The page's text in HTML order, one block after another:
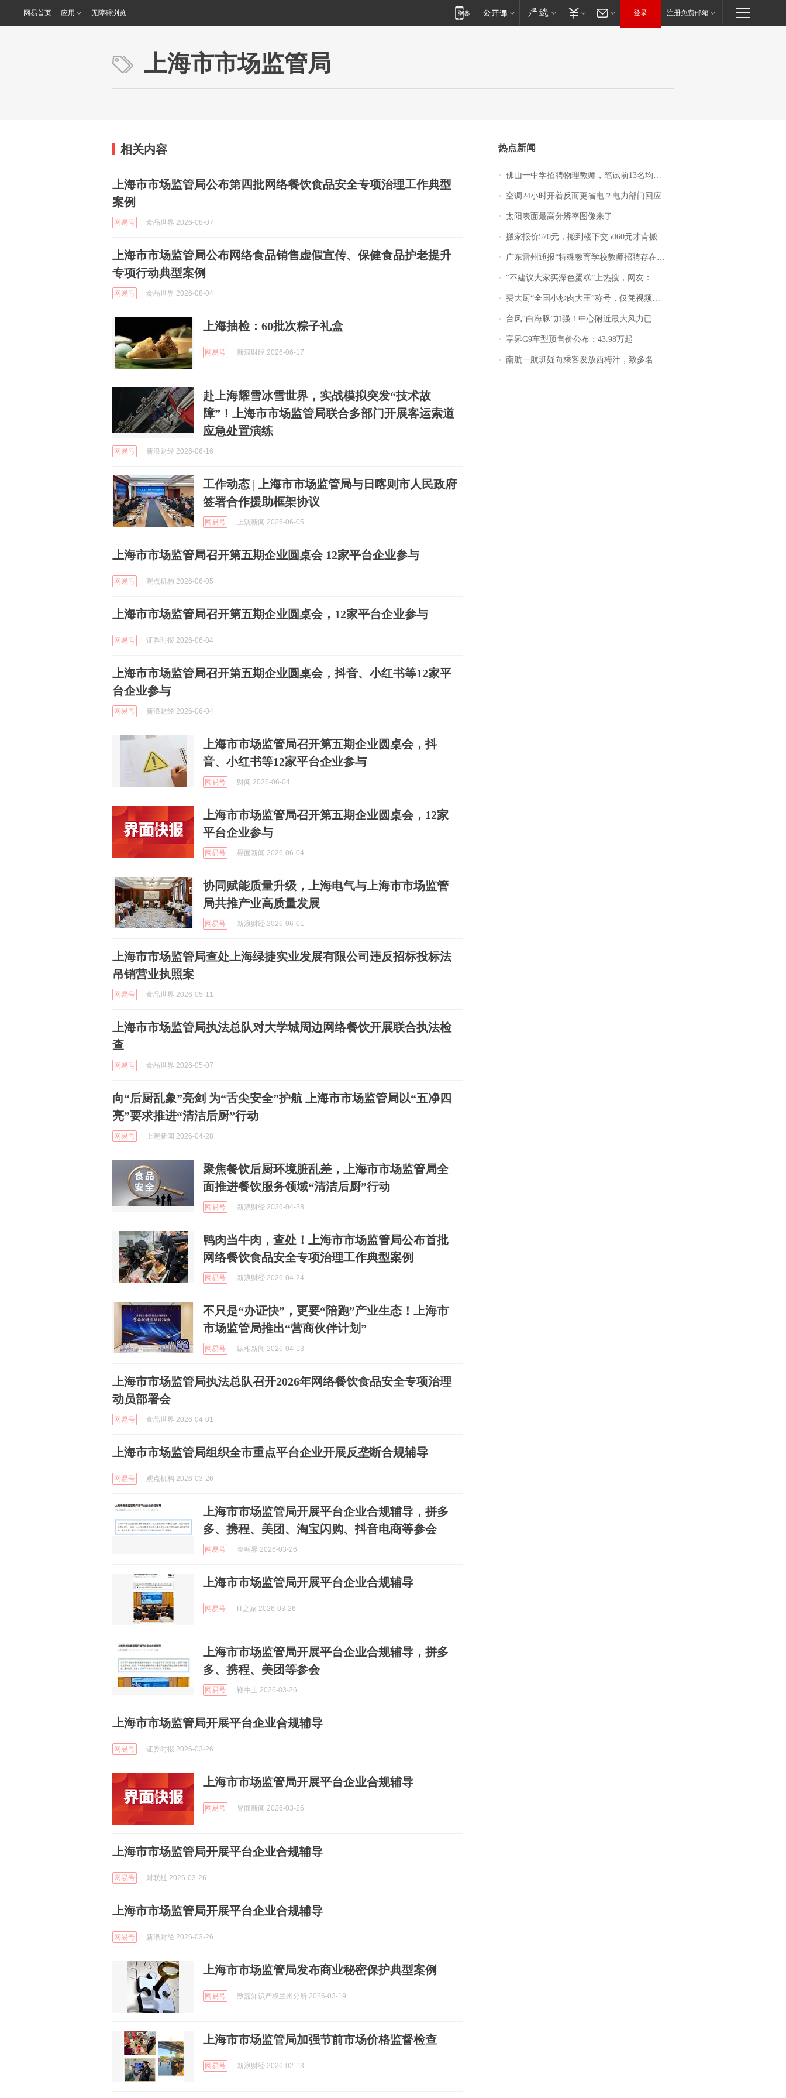
网易首页 应用 无障碍浏览 登录 注册免费邮箱
上海市市场监管局
相关内容
上海市市场监管局公布第四批网络餐饮食品安全专项治理工作典型
案例
网易号 食品世界 2026-08-07
上海市市场监管局公布网络食品销售虚假宣传、保健食品护老提升
专项行动典型案例
网易号 食品世界 2026-08-04
上海抽检：60批次粽子礼盒
网易号 新浪财经 2026-06-17
赴上海耀雪冰雪世界，实战模拟突发“技术故
障”！上海市市场监管局联合多部门开展客运索道
应急处置演练
网易号 新浪财经 2026-06-16
工作动态 | 上海市市场监管局与日喀则市人民政府
签署合作援助框架协议
网易号 上观新闻 2026-06-05
上海市市场监管局召开第五期企业圆桌会 12家平台企业参与
网易号 观点机构 2026-06-05
上海市市场监管局召开第五期企业圆桌会，12家平台企业参与
网易号 证券时报 2026-06-04
上海市市场监管局召开第五期企业圆桌会，抖音、小红书等12家平
台企业参与
网易号 新浪财经 2026-06-04
上海市市场监管局召开第五期企业圆桌会，抖
音、小红书等12家平台企业参与
网易号 财闻 2026-06-04
上海市市场监管局召开第五期企业圆桌会，12家
平台企业参与
网易号 界面新闻 2026-06-04
协同赋能质量升级，上海电气与上海市市场监管
局共推产业高质量发展
网易号 新浪财经 2026-06-01
上海市市场监管局查处上海绿捷实业发展有限公司违反招标投标法
吊销营业执照案
网易号 食品世界 2026-05-11
上海市市场监管局执法总队对大学城周边网络餐饮开展联合执法检
查
网易号 食品世界 2026-05-07
向“后厨乱象”亮剑 为“舌尖安全”护航 上海市市场监管局以“五净四
亮”要求推进“清洁后厨”行动
网易号 上观新闻 2026-04-28
聚焦餐饮后厨环境脏乱差，上海市市场监管局全
面推进餐饮服务领域“清洁后厨”行动
网易号 新浪财经 2026-04-28
鸭肉当牛肉，查处！上海市市场监管局公布首批
网络餐饮食品安全专项治理工作典型案例
网易号 新浪财经 2026-04-24
不只是“办证快”，更要“陪跑”产业生态！上海市
市场监管局推出“营商伙伴计划”
网易号 纵相新闻 2026-04-13
上海市市场监管局执法总队召开2026年网络餐饮食品安全专项治理
动员部署会
网易号 食品世界 2026-04-01
上海市市场监管局组织全市重点平台企业开展反垄断合规辅导
网易号 观点机构 2026-03-26
上海市市场监管局开展平台企业合规辅导，拼多
多、携程、美团、淘宝闪购、抖音电商等参会
网易号 金融界 2026-03-26
上海市市场监管局开展平台企业合规辅导
网易号 IT之家 2026-03-26
上海市市场监管局开展平台企业合规辅导，拼多
多、携程、美团等参会
网易号 鞭牛士 2026-03-26
上海市市场监管局开展平台企业合规辅导
网易号 证券时报 2026-03-26
上海市市场监管局开展平台企业合规辅导
网易号 界面新闻 2026-03-26
上海市市场监管局开展平台企业合规辅导
网易号 财联社 2026-03-26
上海市市场监管局开展平台企业合规辅导
网易号 新浪财经 2026-03-26
上海市市场监管局发布商业秘密保护典型案例
网易号 致嘉知识产权兰州分所 2026-03-19
上海市市场监管局加强节前市场价格监督检查
网易号 新浪财经 2026-02-13
热点新闻
佛山一中学招聘物理教师，笔试前13名均遭淘汰？教育局：已叫停招聘，成立调查组全面核查
空调24小时开着反而更省电？电力部门回应
太阳表面最高分辨率图像来了
搬家报价570元，搬到楼下交5060元才肯搬上楼！女子傻眼了……
广东雷州通报“特殊教育学校教师招聘存在违规行为”：已启动问责程序 副校长被停职
“不建议大家买深色蛋糕”上热搜，网友：天塌了！
费大厨“全国小炒肉大王”称号，仅凭视频评出？中国烹饪协会回应
台风“白海豚”加强！中心附近最大风力已达15级 最新研判
享界G9车型预售价公布：43.98万起
南航一航班疑向乘客发放西梅汁，致多名乘客在飞行途中排队上厕所！乘客：机上100多人只有2个厕所；客服回应：并非每架飞机都会发放西梅汁